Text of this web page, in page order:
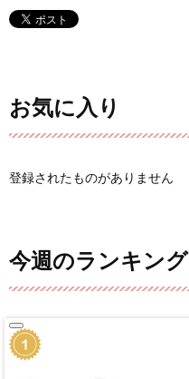
お気に入り
登録されたものがありません
今週のランキング